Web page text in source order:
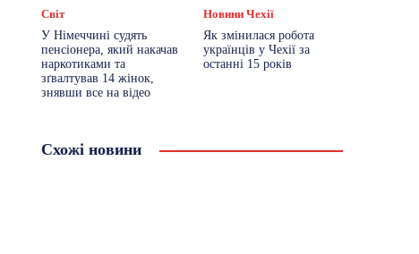
Світ
У Німеччині судять
пенсіонера, який накачав
наркотиками та
зґвалтував 14 жінок,
знявши все на відео
Новини Чехії
Як змінилася робота
українців у Чехії за
останні 15 років
Схожі новини